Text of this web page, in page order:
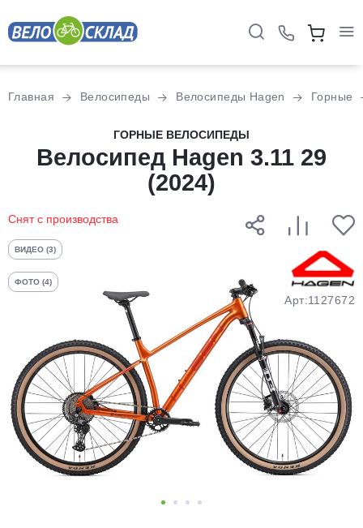
Главная Велосипеды Велосипеды Hagen Горные
ГОРНЫЕ ВЕЛОСИПЕДЫ
Велосипед Hagen 3.11 29
(2024)
Снят с производства
ВИДЕО (3)
ФОТО (4)
Арт:1127672
Разбейте
оплатуна части
без переплат
График платежей
Добавляйте товары
в корзину
Оплачивайте сегодня только